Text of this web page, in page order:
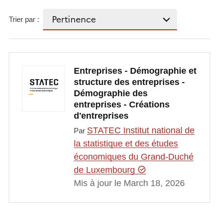
Trier par :
Entreprises - Démographie et
structure des entreprises -
Démographie des
entreprises - Créations
d'entreprises
Par STATEC Institut national de
la statistique et des études
économiques du Grand-Duché
de Luxembourg
Mis à jour le March 18, 2026